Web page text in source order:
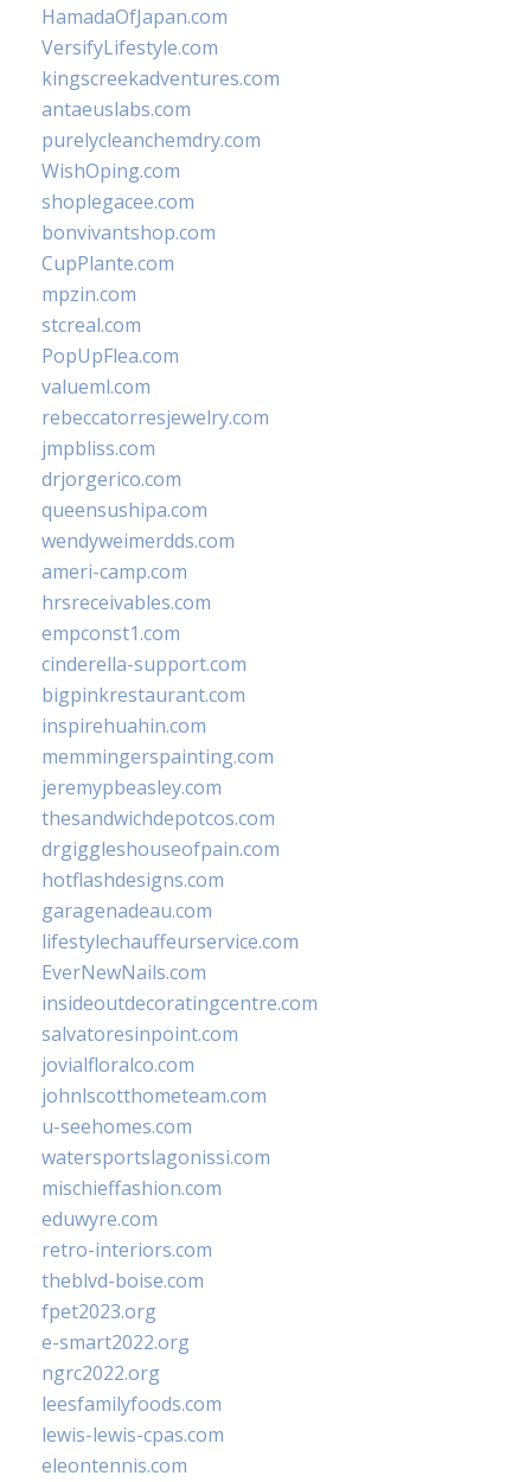
HamadaOfJapan.com
VersifyLifestyle.com
kingscreekadventures.com
antaeuslabs.com
purelycleanchemdry.com
WishOping.com
shoplegacee.com
bonvivantshop.com
CupPlante.com
mpzin.com
stcreal.com
PopUpFlea.com
valueml.com
rebeccatorresjewelry.com
jmpbliss.com
drjorgerico.com
queensushipa.com
wendyweimerdds.com
ameri-camp.com
hrsreceivables.com
empconst1.com
cinderella-support.com
bigpinkrestaurant.com
inspirehuahin.com
memmingerspainting.com
jeremypbeasley.com
thesandwichdepotcos.com
drgiggleshouseofpain.com
hotflashdesigns.com
garagenadeau.com
lifestylechauffeurservice.com
EverNewNails.com
insideoutdecoratingcentre.com
salvatoresinpoint.com
jovialfloralco.com
johnlscotthometeam.com
u-seehomes.com
watersportslagonissi.com
mischieffashion.com
eduwyre.com
retro-interiors.com
theblvd-boise.com
fpet2023.org
e-smart2022.org
ngrc2022.org
leesfamilyfoods.com
lewis-lewis-cpas.com
eleontennis.com